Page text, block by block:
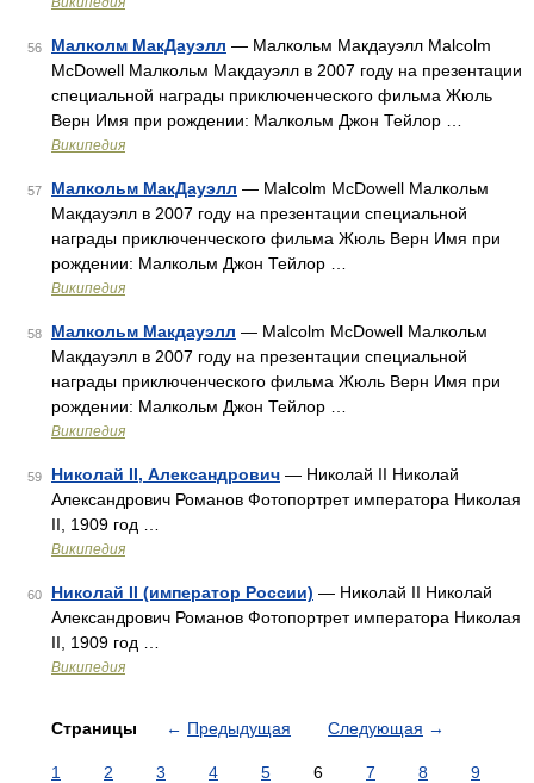
56 Малколм МакДауэлл — Малкольм Макдауэлл Malcolm
McDowell Малкольм Макдауэлл в 2007 году на презентации
специальной награды приключенческого фильма Жюль
Верн Имя при рождении: Малкольм Джон Тейлор …
Википедия
57 Малкольм МакДауэлл — Malcolm McDowell Малкольм
Макдауэлл в 2007 году на презентации специальной
награды приключенческого фильма Жюль Верн Имя при
рождении: Малкольм Джон Тейлор …
Википедия
58 Малкольм Макдауэлл — Malcolm McDowell Малкольм
Макдауэлл в 2007 году на презентации специальной
награды приключенческого фильма Жюль Верн Имя при
рождении: Малкольм Джон Тейлор …
Википедия
59 Николай II, Александрович — Николай II Николай
Александрович Романов Фотопортрет императора Николая
II, 1909 год …
Википедия
60 Николай II (император России) — Николай II Николай
Александрович Романов Фотопортрет императора Николая
II, 1909 год …
Википедия
Страницы ← Предыдущая Следующая →
1 2 3 4 5 6 7 8
9